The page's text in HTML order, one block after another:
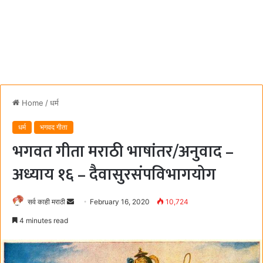
Home /धर्म
धर्म भगवद गीता
भगवत गीता मराठी भाषांतर/अनुवाद –
अध्याय १६ – दैवासुरसंपविभागयोग
सर्व काही मराठी
d
a
February 16, 2020 10,724
4 minutes read